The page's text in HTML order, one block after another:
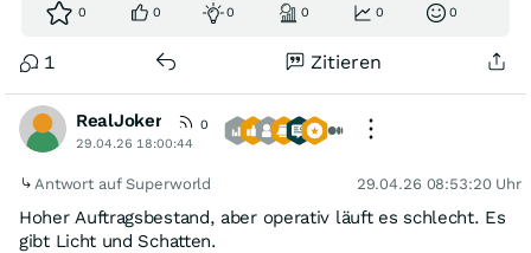
0 0 0 0 0 0
1 Zitieren
RealJoker
0
29.04.26 18:00:44
Antwort auf Superworld 29.04.26 08:53:20 Uhr
Hoher Auftragsbestand, aber operativ läuft es schlecht. Es
gibt Licht und Schatten.